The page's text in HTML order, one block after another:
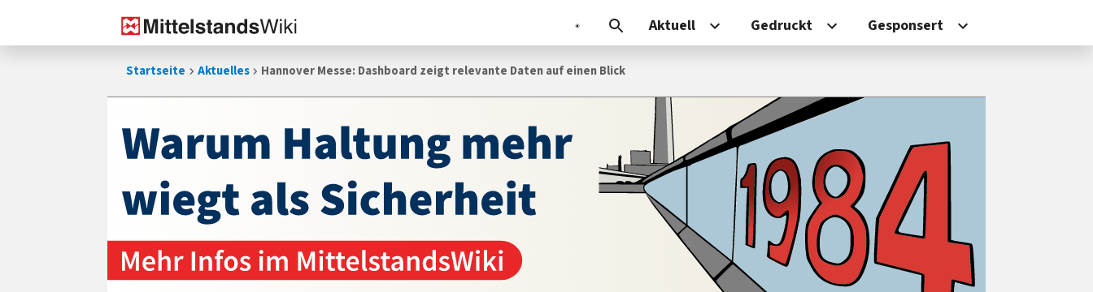
Aktuell Gedruckt Gesponsert
Startseite Aktuelles Hannover Messe: Dashboard zeigt relevante Daten auf einen Blick